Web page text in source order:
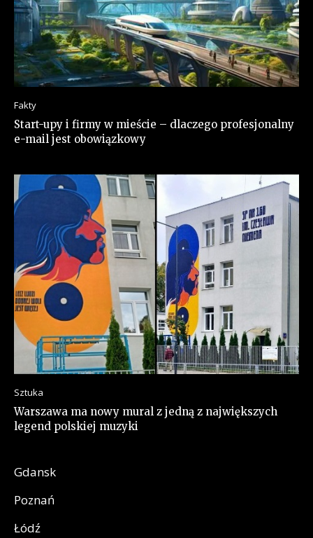
Fakty
Start-upy i firmy w mieście – dlaczego profesjonalny
e-mail jest obowiązkowy
Sztuka
Warszawa ma nowy mural z jedną z największych
legend polskiej muzyki
Gdansk
Poznań
Łódź